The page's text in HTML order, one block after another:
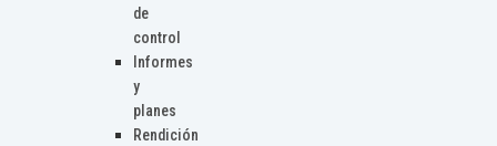
de
control
Informes
y
planes
Rendición